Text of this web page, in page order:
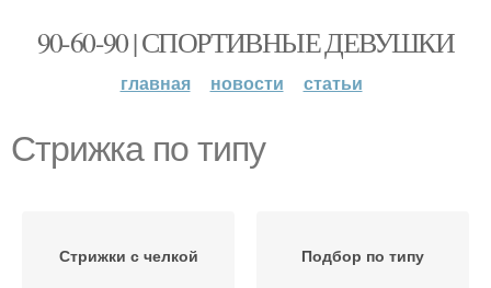
90-60-90 | СПОРТИВНЫЕ ДЕВУШКИ
главная новости статьи
Стрижка по типу
Стрижки с челкой Подбор по типу